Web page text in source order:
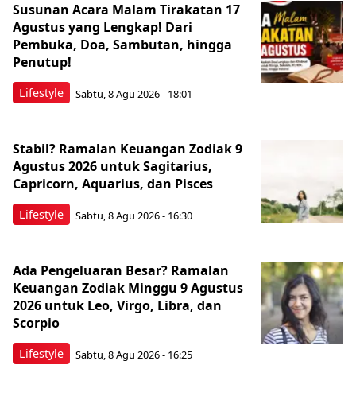
Lifestyle
Susunan Acara Malam Tirakatan 17
Agustus yang Lengkap! Dari
Pembuka, Doa, Sambutan, hingga
Penutup!
Sabtu, 8 Agu 2026 - 18:01
Lifestyle
Stabil? Ramalan Keuangan Zodiak 9
Agustus 2026 untuk Sagitarius,
Capricorn, Aquarius, dan Pisces
Sabtu, 8 Agu 2026 - 16:30
Lifestyle
Ada Pengeluaran Besar? Ramalan
Keuangan Zodiak Minggu 9 Agustus
2026 untuk Leo, Virgo, Libra, dan
Scorpio
Sabtu, 8 Agu 2026 - 16:25